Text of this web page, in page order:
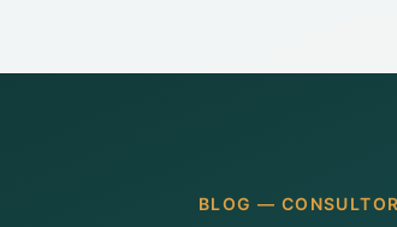
BLOG —